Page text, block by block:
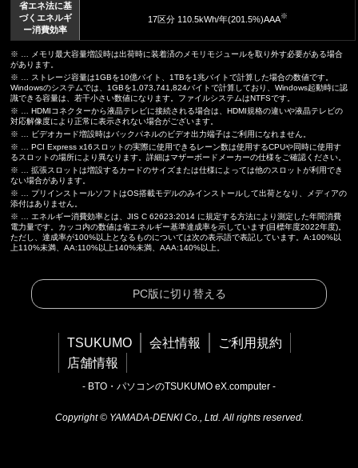
省エネ法に基
づくエネルギ
ー消費効率
17区分 110.5kWh/年(201.5%)AAA※
※ … メモリ最大容量増設時は出荷時に装着済のメモリモジュールを取り外す必要がある場合
があります。
※ … ストレージ容量は1GBを10億バイト、1TBを1兆バイトで計算した場合の数値です。
Windowsのシステムでは、1GBを1,073,741,824バイトで計算しており、Windows起動時に認
識できる容量は、若干小さい数値になります。ファイルシステムはNTFSです。
※ … HDMIコネクターから液晶テレビに接続される場合は、HDMI規格の違いや液晶テレビの
対応解像度により正常に表示されない場合がございます。
※ … ビデオカード増設時はバックパネルのビデオ出力端子はご利用になれません。
※ … PCI Express x16スロットの実際に使用できるレーン数は使用するCPUや同時に使用す
るスロットの場所により異なります。詳細はマザーボードメーカーの仕様をご確認ください。
※ … 拡張スロットは増設するカードのサイズまたは仕様によっては他のスロットが利用でき
ない場合があります。
※ … プリインストールソフトはOS搭載モデルのみインストールして出荷となり、メディアの
添付はありません。
※ … エネルギー消費効率とは、JIS C 62623:2014 に規定する方法により測定した年間消費
電力量です。カッコ内の数値は省エネルギー基準達成率を示しています(目標年度2022年度)。
ただし、達成率が100%以上となるものについては次の表示語で表記しています。A:100%以
上110%未満、AA:110%以上140%未満、AAA:140%以上。
PC版に切り替える
TSUKUMO 会社情報
ご利用規約
店舗情報
- BTO・パソコンのTSUKUMO eX.computer -
Copyright © YAMADA-DENKI Co., Ltd. All rights reserved.